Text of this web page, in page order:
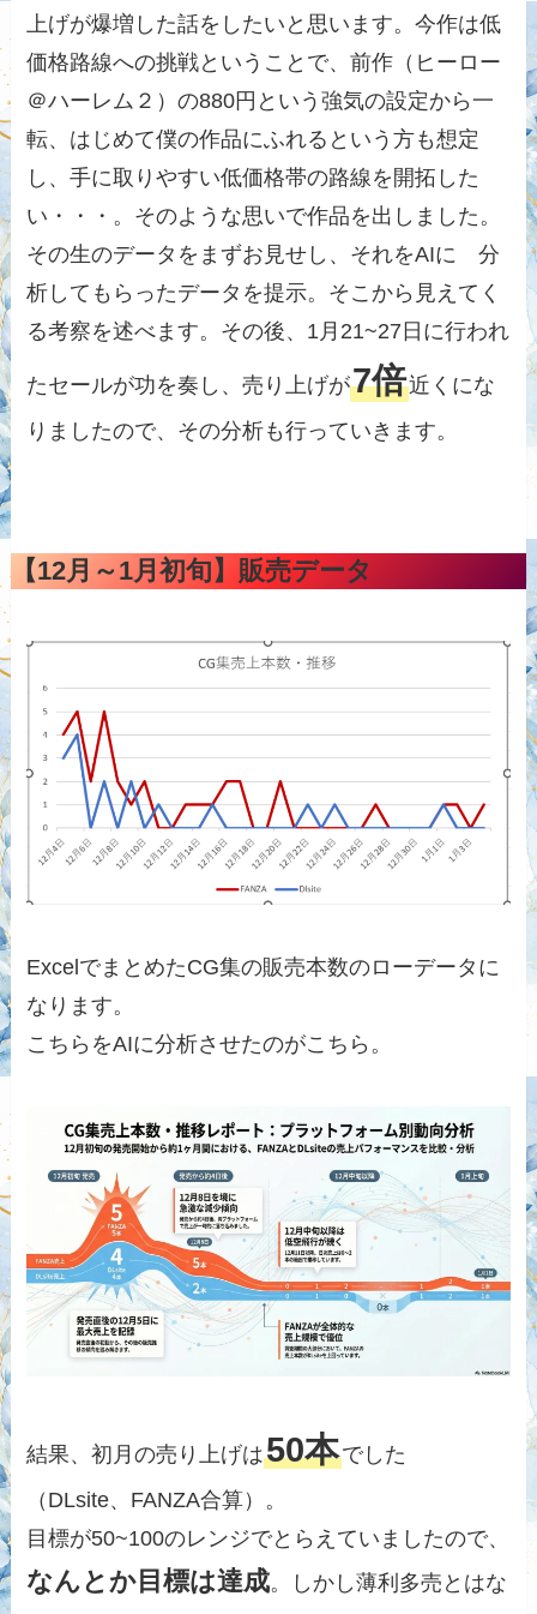
上げが爆増した話をしたいと思います。今作は低
価格路線への挑戦ということで、前作（ヒーロー
＠ハーレム２）の880円という強気の設定から一
転、はじめて僕の作品にふれるという方も想定
し、手に取りやすい低価格帯の路線を開拓した
い・・・。そのような思いで作品を出しました。
その生のデータをまずお見せし、それをAIに゙分
析してもらったデータを提示。そこから見えてく
る考察を述べます。その後、1月21~27日に行われ
たセールが功を奏し、売り上げが7倍近くにな
りましたので、その分析も行っていきます。
【12月～1月初旬】販売データ
ExcelでまとめたCG集の販売本数のローデータに
なります。
こちらをAIに分析させたのがこちら。
結果、初月の売り上げは50本でした
（DLsite、FANZA合算）。
目標が50~100のレンジでとらえていましたので、
なんとか目標は達成。しかし薄利多売とはな